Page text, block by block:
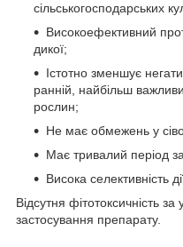
сільськогосподарських
Високоефективний
дикої;
Істотно зменшує
ранній, найбільш
рослин;
Не має обмежень у
Має тривалий період
Висока селективність
Відсутня фітотоксичність
застосування препарату.